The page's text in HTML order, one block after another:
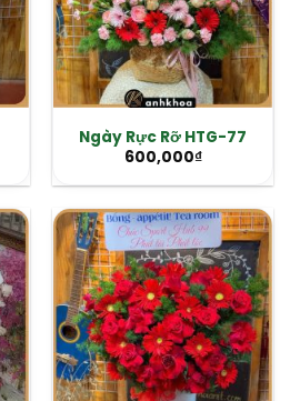
Ngày Rực Rỡ HTG-77
600,000₫